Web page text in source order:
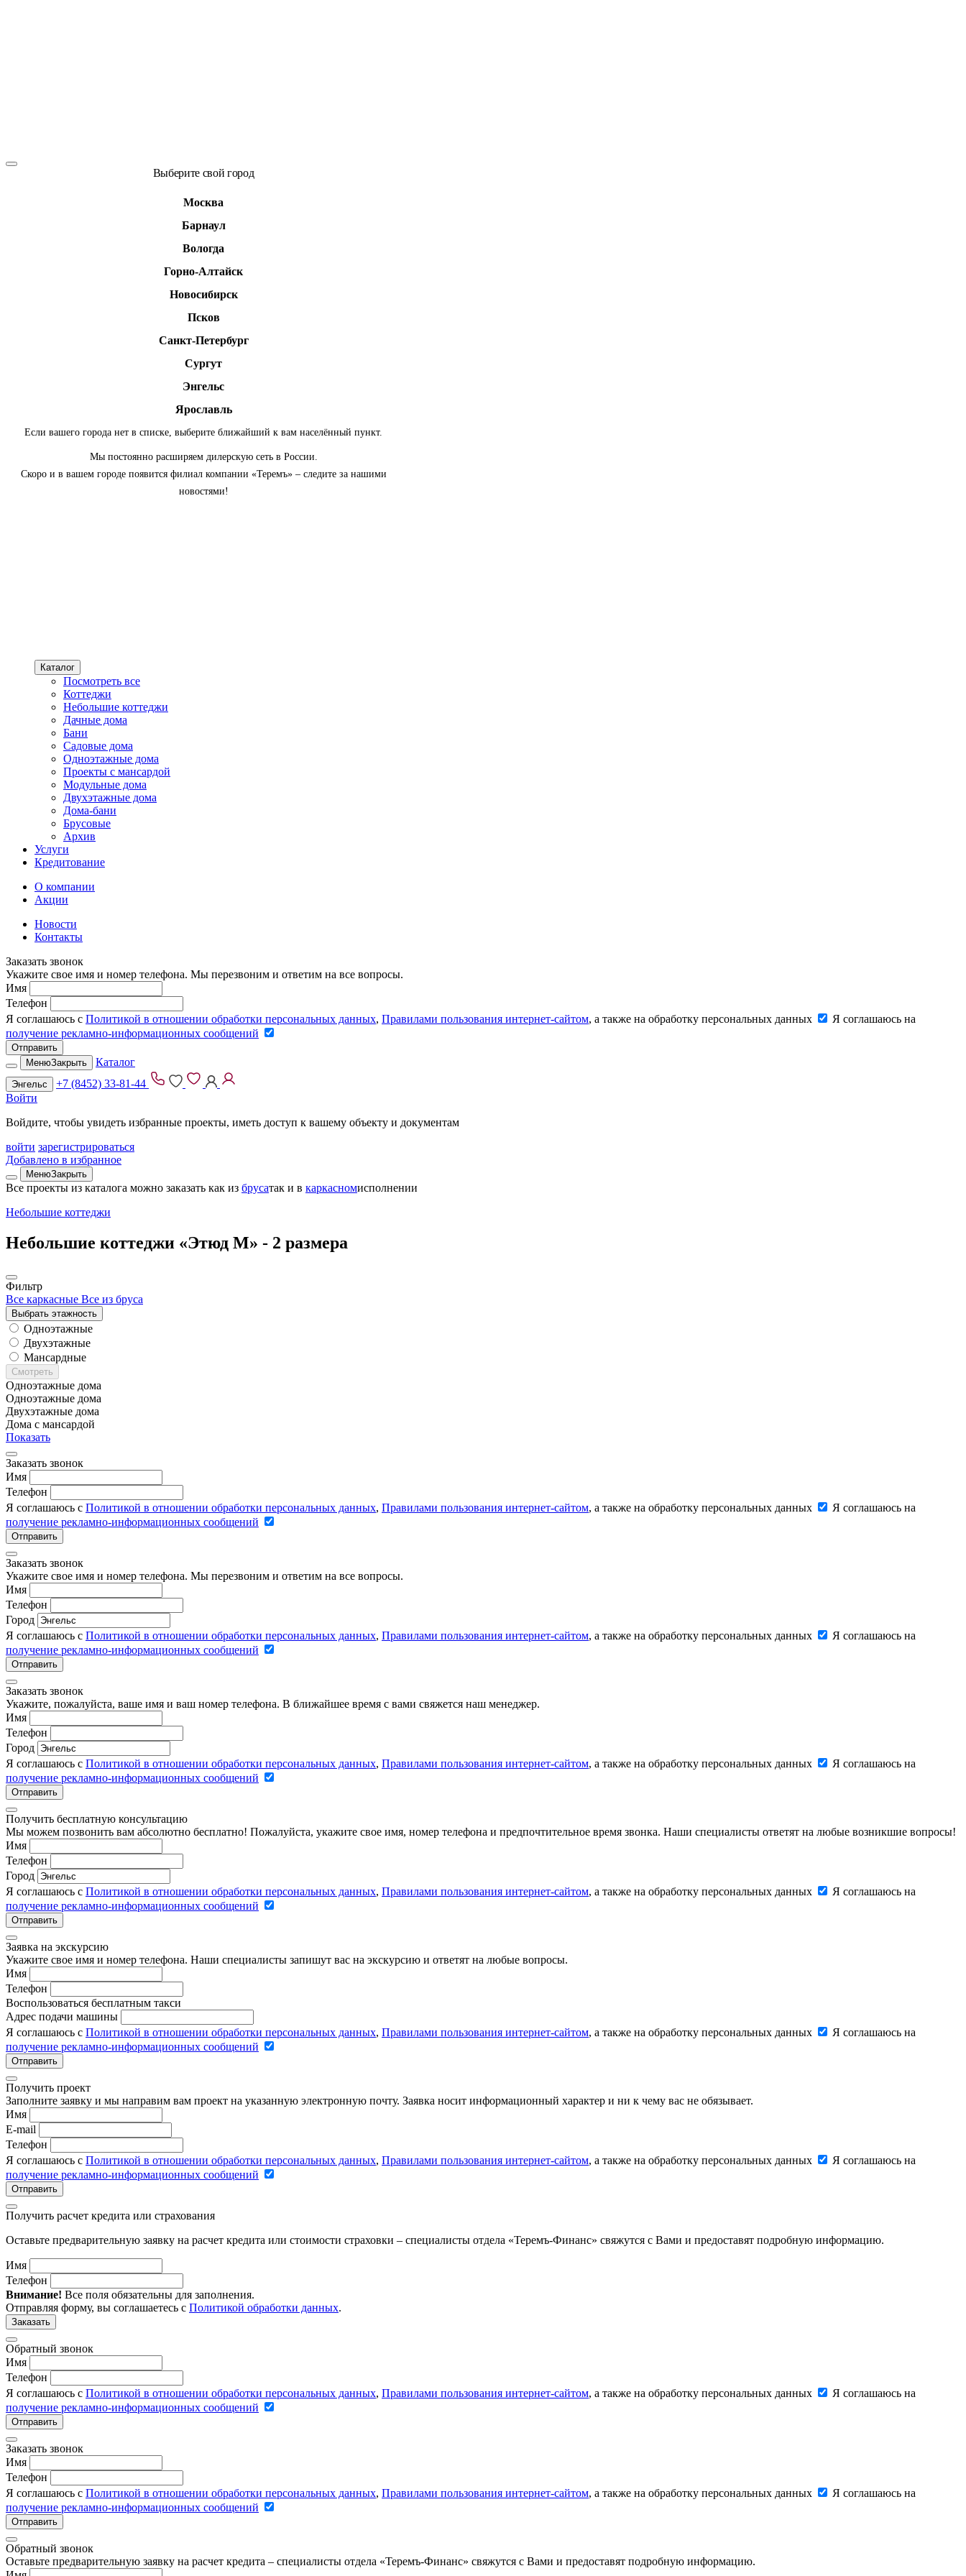
Выберите свой город
Москва
Барнаул
Вологда
Горно-Алтайск
Новосибирск
Псков
Санкт-Петербург
Сургут
Энгельс
Ярославль
Если вашего города нет в списке, выберите ближайший к вам населённый пункт.
Мы постоянно расширяем дилерскую сеть в России.
Скоро и в вашем городе появится филиал компании «Теремъ» – следите за нашими
новостями!
Каталог
Посмотреть все
Коттеджи
Небольшие коттеджи
Дачные дома
Бани
Садовые дома
Одноэтажные дома
Проекты с мансардой
Модульные дома
Двухэтажные дома
Дома-бани
Брусовые
Архив
Услуги
Кредитование
О компании
Акции
Новости
Контакты
Заказать звонок
Укажите свое имя и номер телефона. Мы перезвоним и ответим на все вопросы.
Имя
Телефон
Я соглашаюсь с Политикой в отношении обработки персональных данных, Правилами пользования интернет-сайтом, а также на обработку персональных данных
Я соглашаюсь на
получение рекламно-информационных сообщений
Отправить
МенюЗакрыть Каталог
Энгельс
+7 (8452) 33-81-44
Войти
Войдите, чтобы увидеть избранные проекты, иметь доступ к вашему объекту и документам
войти зарегистрироваться
Добавлено в избранное
МенюЗакрыть
Все проекты из каталога можно заказать как из брусатак и в каркасномисполнении
Небольшие коттеджи
Небольшие коттеджи «Этюд М» - 2 размера
Фильтр
Все каркасные Все из бруса
Выбрать этажность
Одноэтажные
Двухэтажные
Мансардные
Смотреть
Одноэтажные дома
Одноэтажные дома
Двухэтажные дома
Дома с мансардой
Показать
Заказать звонок
Имя
Телефон
Я соглашаюсь с Политикой в отношении обработки персональных данных, Правилами пользования интернет-сайтом, а также на обработку персональных данных
Я соглашаюсь на
получение рекламно-информационных сообщений
Отправить
Заказать звонок
Укажите свое имя и номер телефона. Мы перезвоним и ответим на все вопросы.
Имя
Телефон
Город
Я соглашаюсь с Политикой в отношении обработки персональных данных, Правилами пользования интернет-сайтом, а также на обработку персональных данных
Я соглашаюсь на
получение рекламно-информационных сообщений
Отправить
Заказать звонок
Укажите, пожалуйста, ваше имя и ваш номер телефона. В ближайшее время с вами свяжется наш менеджер.
Имя
Телефон
Город
Я соглашаюсь с Политикой в отношении обработки персональных данных, Правилами пользования интернет-сайтом, а также на обработку персональных данных
Я соглашаюсь на
получение рекламно-информационных сообщений
Отправить
Получить бесплатную консультацию
Мы можем позвонить вам абсолютно бесплатно! Пожалуйста, укажите свое имя, номер телефона и предпочтительное время звонка. Наши специалисты ответят на любые возникшие вопросы!
Имя
Телефон
Город
Я соглашаюсь с Политикой в отношении обработки персональных данных, Правилами пользования интернет-сайтом, а также на обработку персональных данных
Я соглашаюсь на
получение рекламно-информационных сообщений
Отправить
Заявка на экскурсию
Укажите свое имя и номер телефона. Наши специалисты запишут вас на экскурсию и ответят на любые вопросы.
Имя
Телефон
Воспользоваться бесплатным такси
Адрес подачи машины
Я соглашаюсь с Политикой в отношении обработки персональных данных, Правилами пользования интернет-сайтом, а также на обработку персональных данных
Я соглашаюсь на
получение рекламно-информационных сообщений
Отправить
Получить проект
Заполните заявку и мы направим вам проект на указанную электронную почту. Заявка носит информационный характер и ни к чему вас не обязывает.
Имя
E-mail
Телефон
Я соглашаюсь с Политикой в отношении обработки персональных данных, Правилами пользования интернет-сайтом, а также на обработку персональных данных
Я соглашаюсь на
получение рекламно-информационных сообщений
Отправить
Получить расчет кредита или страхования
Оставьте предварительную заявку на расчет кредита или стоимости страховки – специалисты отдела «Теремъ-Финанс» свяжутся с Вами и предоставят подробную информацию.
Имя
Телефон
Внимание! Все поля обязательны для заполнения.
Отправляя форму, вы соглашаетесь с Политикой обработки данных.
Заказать
Обратный звонок
Имя
Телефон
Я соглашаюсь с Политикой в отношении обработки персональных данных, Правилами пользования интернет-сайтом, а также на обработку персональных данных
Я соглашаюсь на
получение рекламно-информационных сообщений
Отправить
Заказать звонок
Имя
Телефон
Я соглашаюсь с Политикой в отношении обработки персональных данных, Правилами пользования интернет-сайтом, а также на обработку персональных данных
Я соглашаюсь на
получение рекламно-информационных сообщений
Отправить
Обратный звонок
Оставьте предварительную заявку на расчет кредита – специалисты отдела «Теремъ-Финанс» свяжутся с Вами и предоставят подробную информацию.